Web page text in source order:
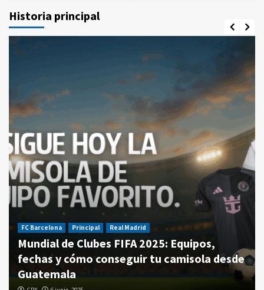
Historia principal
FC Barcelona Principal Real Madrid
Mundial de Clubes FIFA 2025: Equipos,
fechas y cómo conseguir tu camisola desde
Guatemala